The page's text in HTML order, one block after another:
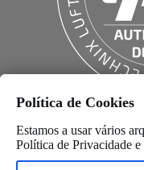
Política de Cookies
Estamos a usar vários
Política de Privacidade e